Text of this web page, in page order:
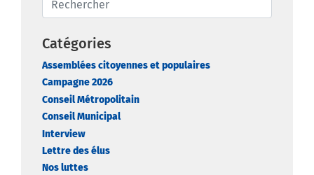
Catégories
Assemblées citoyennes et populaires
Campagne 2026
Conseil Métropolitain
Conseil Municipal
Interview
Lettre des élus
Nos luttes